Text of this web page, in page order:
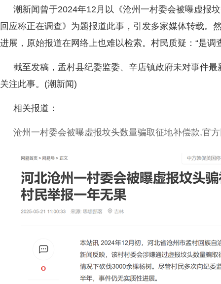
潮新闻曾于2024年12月以《沧州一村委会被曝虚报
回应称正在调查》为题报道此事，引发多家媒体转载。
进展，原始报道在网络上也难以检索。村民质疑：“是调
截至发稿，孟村县纪委监委、辛店镇政府未对事件
关注此事。(潮新闻)
相关报道：
沧州一村委会被曝虚报坟头数量骗取征地补偿款,官